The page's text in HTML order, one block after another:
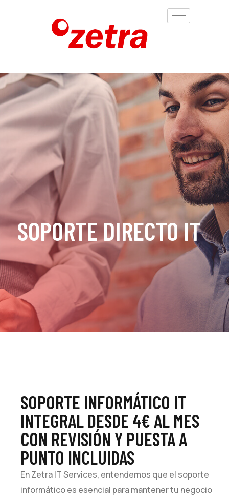
SOPORTE DIRECTO IT
SOPORTE INFORMÁTICO IT
INTEGRAL DESDE 4€ AL MES
CON REVISIÓN Y PUESTA A
PUNTO INCLUIDAS
En Zetra IT Services, entendemos que el soporte
informático es esencial para mantener tu negocio